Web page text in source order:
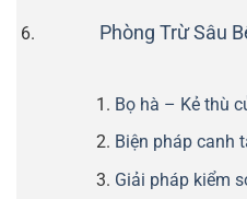
Phòng Trừ Sâu
Bọ hà – Kẻ thù
Biện pháp canh
Giải pháp kiểm